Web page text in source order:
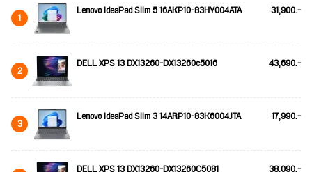
1 Lenovo IdeaPad Slim 5 16AKP10-83HY004ATA 31,900.-
2 DELL XPS 13 DX13260-DX13260c5016 43,690.-
3 Lenovo IdeaPad Slim 3 14ARP10-83K6004JTA 17,990.-